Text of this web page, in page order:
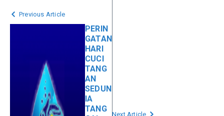
Previous Article
PERIN
GATAN
HARI
CUCI
TANG
AN
SEDUN
IA
TANG
Next Article